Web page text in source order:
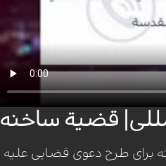
قضیة ساخنه
برای طرح دعوی قضایی علیه